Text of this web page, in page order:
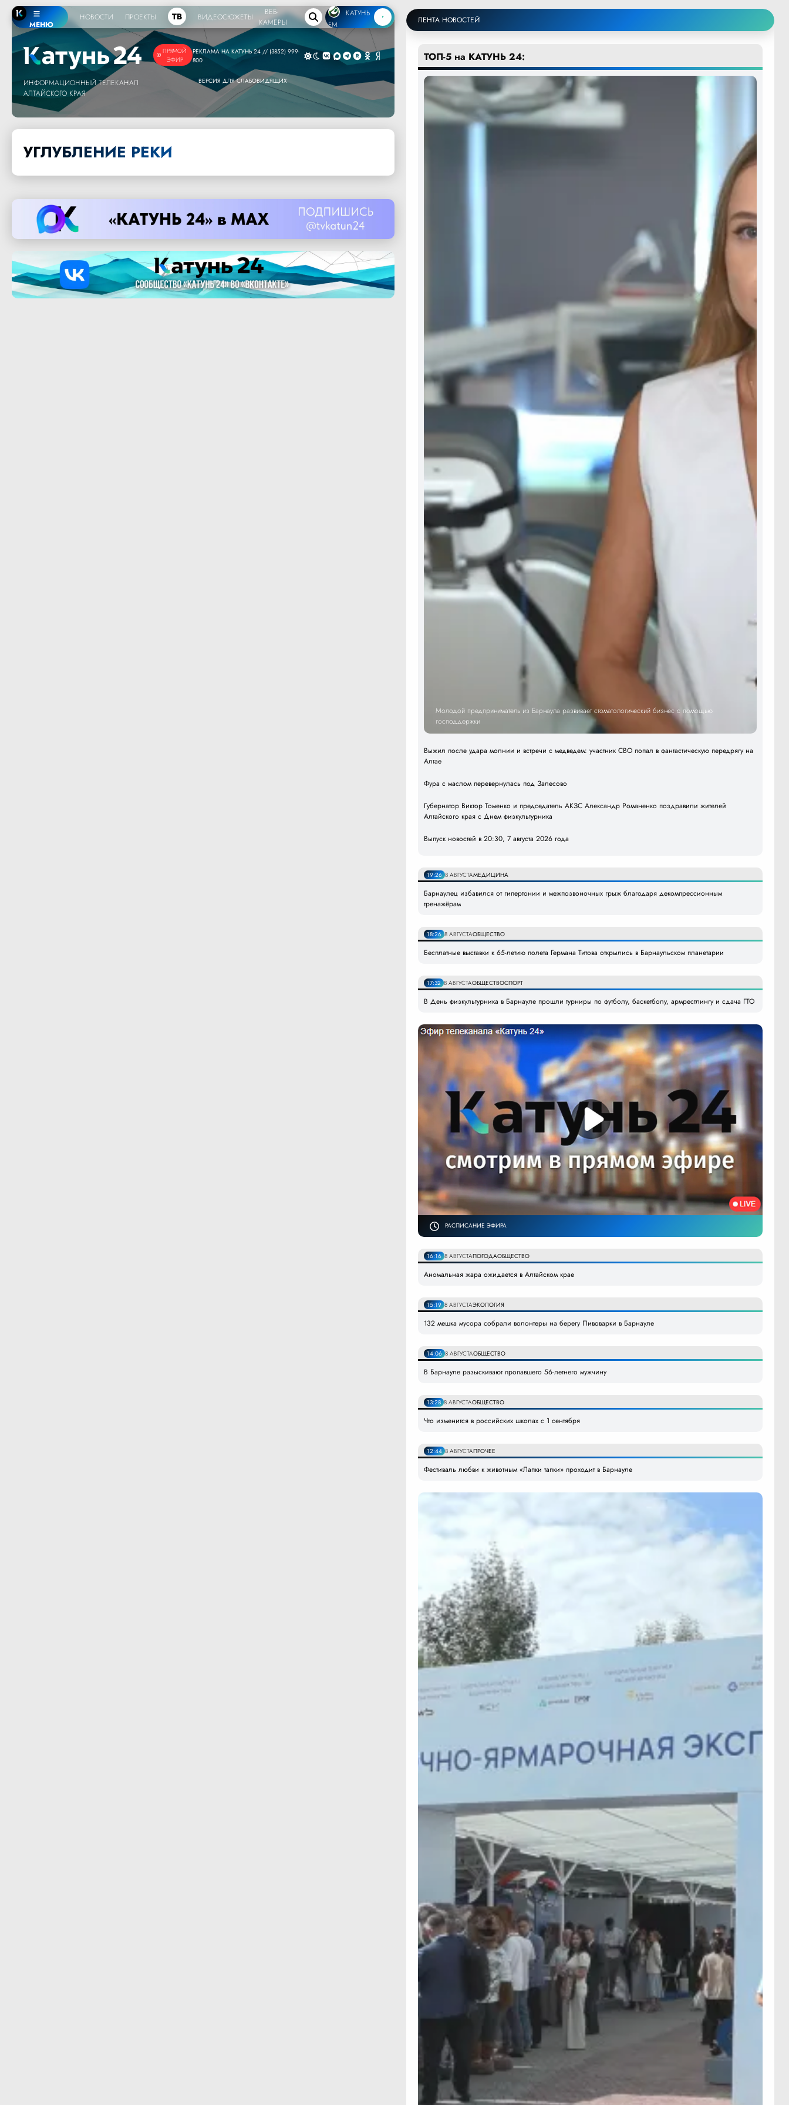
МЕНЮ
НОВОСТИ ПРОЕКТЫ ТВ ВИДЕОСЮЖЕТЫ
ВЕБ-
КАМЕРЫ
КАТУНЬ
FM
ПРЯМОЙ
ЭФИР
ИНФОРМАЦИОННЫЙ ТЕЛЕКАНАЛ
АЛТАЙСКОГО КРАЯ
РЕКЛАМА НА КАТУНЬ 24 // (3852) 999-
800
ВЕРСИЯ ДЛЯ СЛАБОВИДЯЩИХ
УГЛУБЛЕНИЕ РЕКИ
ЛЕНТА НОВОСТЕЙ
ТОП-5 на КАТУНЬ 24:
Молодой предприниматель из Барнаула развивает стоматологический бизнес с помощью
господдержки
Выжил после удара молнии и встречи с медведем: участник СВО попал в фантастическую передрягу на
Алтае
Фура с маслом перевернулась под Залесово
Губернатор Виктор Томенко и председатель АКЗС Александр Романенко поздравили жителей
Алтайского края с Днем физкультурника
Выпуск новостей в 20:30, 7 августа 2026 года
19:26 8 АВГУСТАМЕДИЦИНА
Барнаулец избавился от гипертонии и межпозвоночных грыж благодаря декомпрессионным
тренажёрам
18:26 8 АВГУСТАОБЩЕСТВО
Бесплатные выставки к 65-летию полета Германа Титова открылись в Барнаульском планетарии
17:32 8 АВГУСТАОБЩЕСТВОСПОРТ
В День физкультурника в Барнауле прошли турниры по футболу, баскетболу, армрестлингу и сдача ГТО
РАСПИСАНИЕ ЭФИРА
16:16 8 АВГУСТАПОГОДАОБЩЕСТВО
Аномальная жара ожидается в Алтайском крае
15:19 8 АВГУСТАЭКОЛОГИЯ
132 мешка мусора собрали волонтеры на берегу Пивоварки в Барнауле
14:06 8 АВГУСТАОБЩЕСТВО
В Барнауле разыскивают пропавшего 56-летнего мужчину
13:28 8 АВГУСТАОБЩЕСТВО
Что изменится в российских школах с 1 сентября
12:44 8 АВГУСТАПРОЧЕЕ
Фестиваль любви к животным «Лапки тапки» проходит в Барнауле